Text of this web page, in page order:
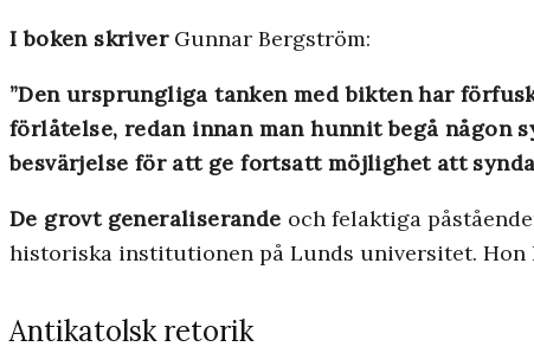
I boken skriverGunnar Bergström:
”Den ursprungliga tanken med bikten har
förlåtelse, redan innan man hunnit begå någon
besvärjelse för att ge fortsatt möjlighet att
De grovt generaliserande och felaktiga
historiska institutionen på Lunds universitet.
Antikatolsk retorik